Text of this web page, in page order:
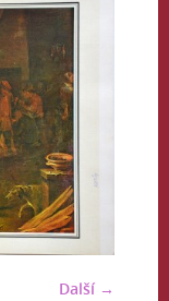
Další →